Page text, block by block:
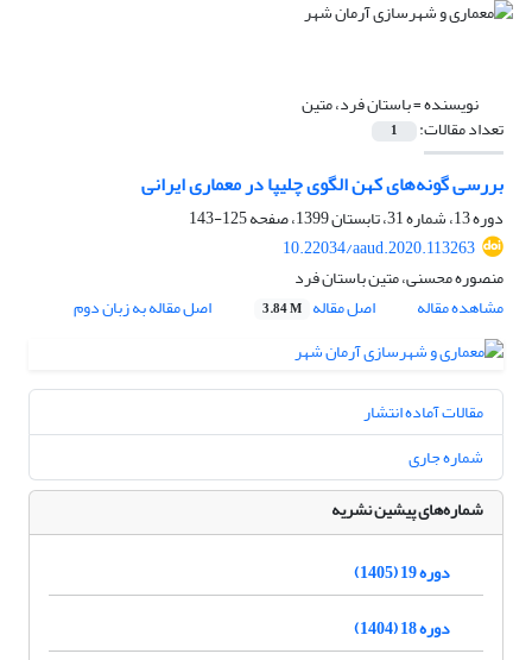
نویسنده =باستان فرد، متین
تعداد مقالات: 1
بررسی گونه‌های کهن الگوی چلیپا در معماری ایرانی
دوره 13، شماره 31، تابستان 1399، صفحه
125-143
10.22034/aaud.2020.113263
منصوره محسنی، متین باستان فرد
مشاهده مقاله
اصل مقاله 3.84 M اصل مقاله به زبان دوم
مقالات آماده انتشار
شماره جاری
شماره‌های پیشین نشریه
دوره 19 (1405)
دوره 18 (1404)